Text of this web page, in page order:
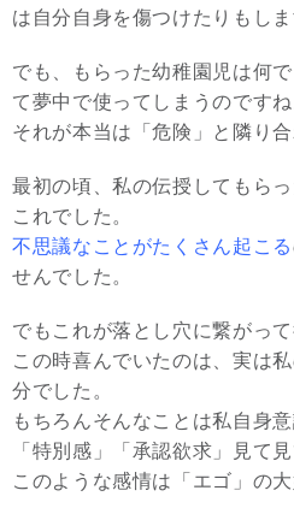
は自分自身を傷つけたりもしま
でも、もらった幼稚園児は何
て夢中で使ってしまうのですね
それが本当は「危険」と隣り
最初の頃、私の伝授してもら
これでした。
不思議なことがたくさん起こる
せんでした。
でもこれが落とし穴に繋がって
この時喜んでいたのは、実は
分でした。
もちろんそんなことは私自身
「特別感」「承認欲求」見て
このような感情は「エゴ」の